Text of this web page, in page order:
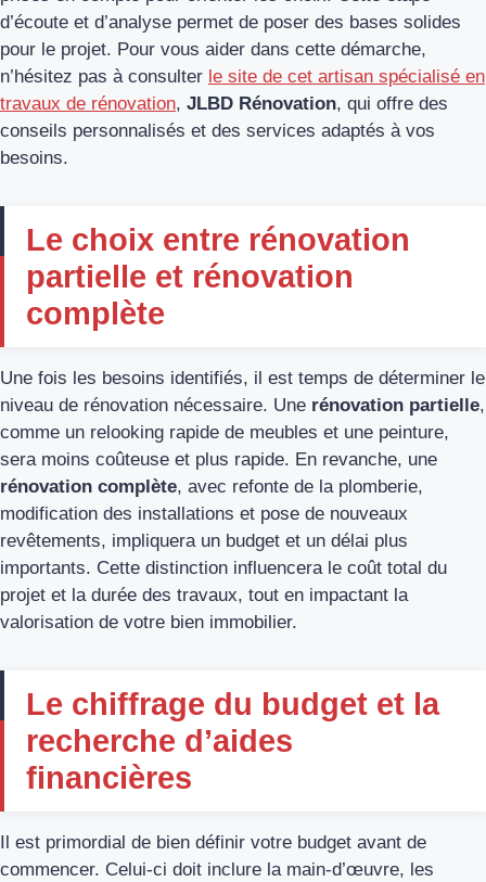
d’écoute et d’analyse permet de poser des bases solides
pour le projet. Pour vous aider dans cette démarche,
n’hésitez pas à consulter le site de cet artisan spécialisé en
travaux de rénovation, JLBD Rénovation, qui offre des
conseils personnalisés et des services adaptés à vos
besoins.
Le choix entre rénovation
partielle et rénovation
complète
Une fois les besoins identifiés, il est temps de déterminer le
niveau de rénovation nécessaire. Une rénovation partielle,
comme un relooking rapide de meubles et une peinture,
sera moins coûteuse et plus rapide. En revanche, une
rénovation complète, avec refonte de la plomberie,
modification des installations et pose de nouveaux
revêtements, impliquera un budget et un délai plus
importants. Cette distinction influencera le coût total du
projet et la durée des travaux, tout en impactant la
valorisation de votre bien immobilier.
Le chiffrage du budget et la
recherche d’aides
financières
Il est primordial de bien définir votre budget avant de
commencer. Celui-ci doit inclure la main-d’œuvre, les